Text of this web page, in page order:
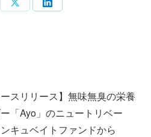
Share Share
ースリリース】無味無臭の栄養
「Ayo」のニュートリベー
キュベイトファンドから